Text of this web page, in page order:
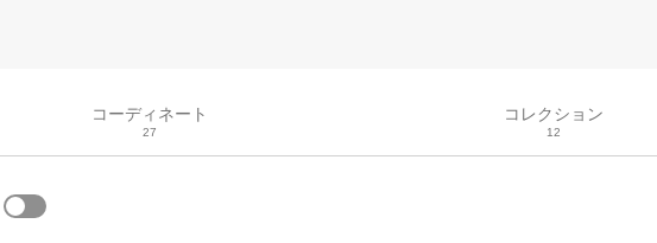
コーディネート
27
コレクション
12